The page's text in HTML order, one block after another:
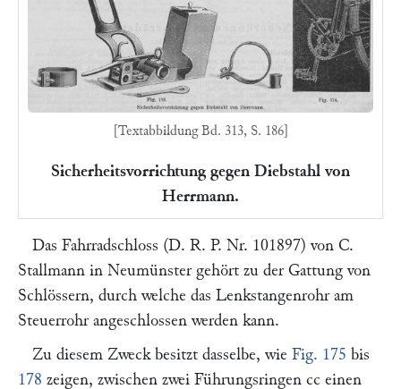
[Textabbildung Bd. 313, S. 186]
Sicherheitsvorrichtung gegen Diebstahl von
Herrmann.
Das Fahrradschloss (D. R. P. Nr. 101897) von C.
Stallmann in Neumünster gehört zu der Gattung von
Schlössern, durch welche das Lenkstangenrohr am
Steuerrohr angeschlossen werden kann.
Zu diesem Zweck besitzt dasselbe, wie Fig. 175 bis
178 zeigen, zwischen zwei Führungsringen cc einen